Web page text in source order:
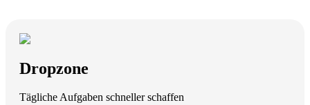
Dropzone
Tägliche Aufgaben schneller schaffen